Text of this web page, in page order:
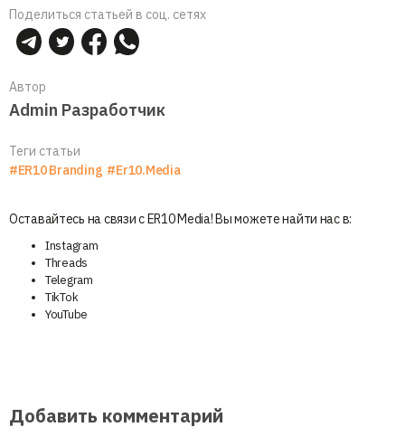
Поделиться статьей в соц. сетях
Автор
Admin Разработчик
Теги статьи
#ER10 Branding #Er10.Media
Оставайтесь на связи с ER10 Media! Вы можете найти нас в:
Instagram
Threads
Telegram
TikTok
YouTube
Добавить комментарий